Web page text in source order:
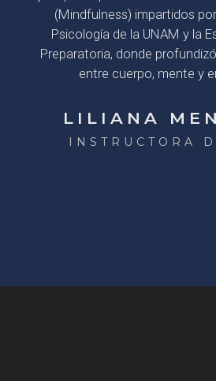
(Mindfulness) impartidos
Psicología de la UNAM y la
Preparatoria, donde
entre cuerpo, mente y
LILIANA
INSTRUCTORA